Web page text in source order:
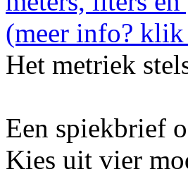
Het metriek
Een spiekbrief
Kies uit vier